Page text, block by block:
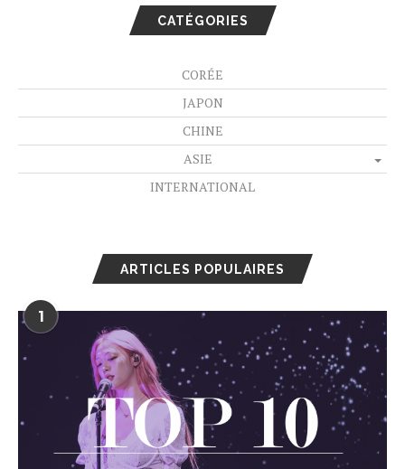
CATÉGORIES
CORÉE
JAPON
CHINE
ASIE
INTERNATIONAL
ARTICLES POPULAIRES
1